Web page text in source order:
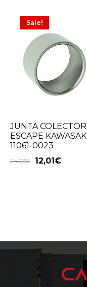
Sale!
JUNTA COLECTOR
ESCAPE KAWASAKI
11061-0023
24,03€ 12,01 €